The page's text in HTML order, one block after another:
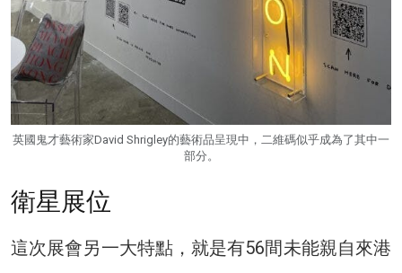
英國鬼才藝術家David Shrigley的藝術品呈現中，二維碼似乎成為了其中一
部分。
衛星展位
這次展會另一大特點，就是有56間未能親自來港